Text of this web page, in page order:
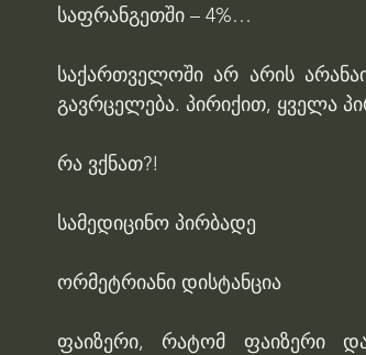
საფრანგეთში – 4%…
საქართველოში არ არის
გავრცელება. პირიქით, ყველა
რა ვქნათ?!
სამედიცინო პირბადე
ორმეტრიანი დისტანცია
ფაიზერი, რატომ ფაიზერი